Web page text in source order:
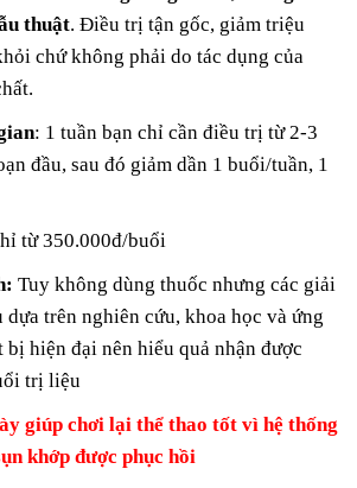
thuật. Điều trị tận gốc, giảm triệu
chứ không phải do tác dụng của
: 1 tuần bạn chỉ cần điều trị từ 2-3
đầu, sau đó giảm dần 1 buổi/tuần, 1
từ 350.000đ/buổi
Tuy không dùng thuốc nhưng các giải
dựa trên nghiên cứu, khoa học và ứng
hiện đại nên hiểu quả nhận được
trị liệu
giúp chơi lại thể thao tốt vì hệ thống
khớp được phục hồi